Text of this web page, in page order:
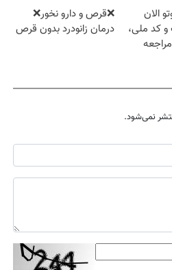
الان
و کد ملی،
❌قرص‌ و دارو نخور❌
درمان زانودرد بدون قرص
نمی‌شود.